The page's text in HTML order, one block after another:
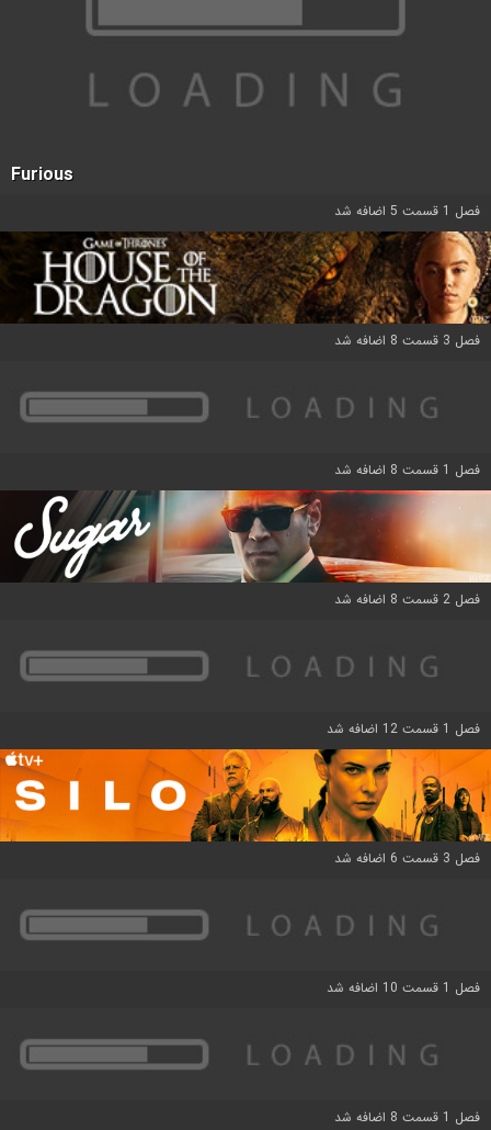
Furious
فصل 1 قسمت 5 اضافه شد
فصل 3 قسمت 8 اضافه شد
فصل 1 قسمت 8 اضافه شد
فصل 2 قسمت 8 اضافه شد
فصل 1 قسمت 12 اضافه شد
فصل 3 قسمت 6 اضافه شد
فصل 1 قسمت 10 اضافه شد
فصل 1 قسمت 8 اضافه شد